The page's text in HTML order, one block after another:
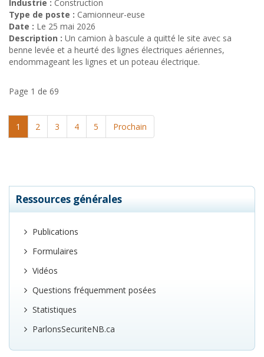
Industrie : Construction
Type de poste : Camionneur-euse
Date : Le 25 mai 2026
Description : Un camion à bascule a quitté le site avec sa
benne levée et a heurté des lignes électriques aériennes,
endommageant les lignes et un poteau électrique.
Page 1 de 69
1 2 3 4 5 Prochain
Ressources générales
Publications
Formulaires
Vidéos
Questions fréquemment posées
Statistiques
ParlonsSecuriteNB.ca